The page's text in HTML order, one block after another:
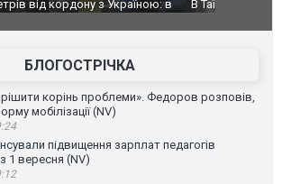
футболіст загинув від удару
ВІДЕО
БЛОГОСТРІЧКА
корінь проблеми». Федоров розповів,
мобілізації (NV)
підвищення зарплат педагогів
1 вересня (NV)